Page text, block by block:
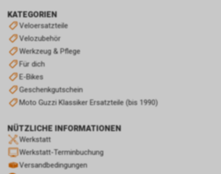
KATEGORIEN
Veloersatzteile
Velozubehör
Werkzeug & Pflege
Für dich
E-Bikes
Geschenkgutschein
Moto Guzzi Klassiker Ersatzteile (bis 1990)
NÜTZLICHE INFORMATIONEN
Werkstatt
Werkstatt-Terminbuchung
Versandbedingungen